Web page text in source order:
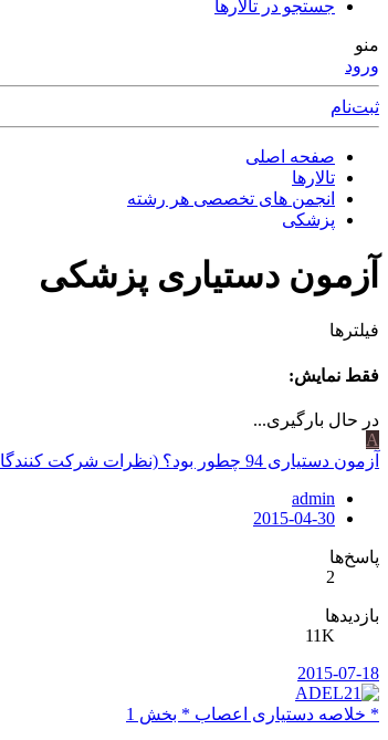
جستجو در تالارها
منو
ورود
ثبت‌نام
صفحه اصلی
تالارها
انجمن های تخصصی هر رشته
پزشکی
آزمون دستیاری پزشکی
فیلترها
فقط نمایش:
در حال بارگیری...
A
آزمون دستیاری 94 چطور بود؟ (نظرات شرکت کنندگان)
admin
2015-04-30
پاسخ‌ها
2
بازدیدها
11K
2015-07-18
* خلاصه دستیاری اعصاب * بخش 1